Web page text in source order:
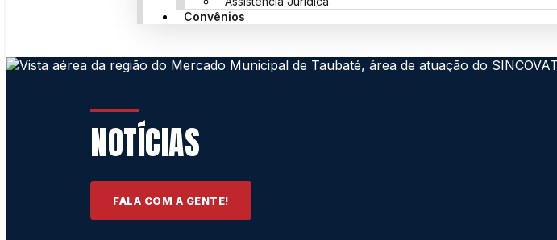
Convênios
NOTÍCIAS
FALA COM A GENTE!